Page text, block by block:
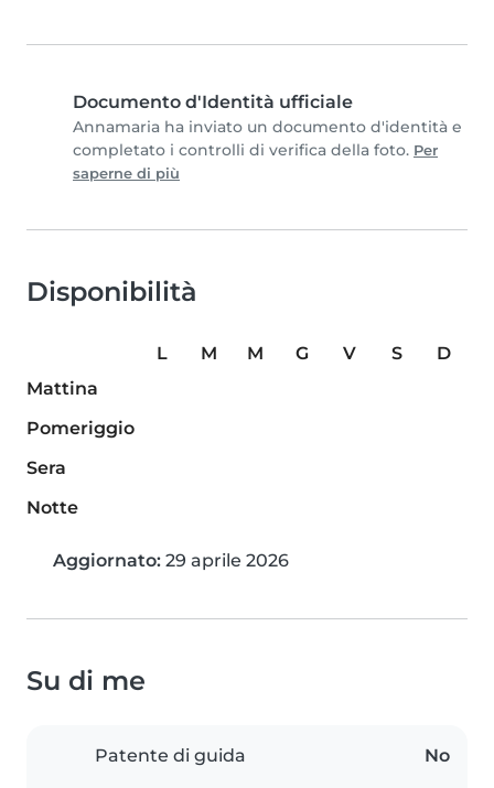
Documento d'Identità ufficiale
Annamaria ha inviato un documento d'identità e
completato i controlli di verifica della foto. Per
saperne di più
Disponibilità
L M M G V S
D
Mattina
Pomeriggio
Sera
Notte
Aggiornato: 29 aprile 2026
Su di me
Patente di guida No